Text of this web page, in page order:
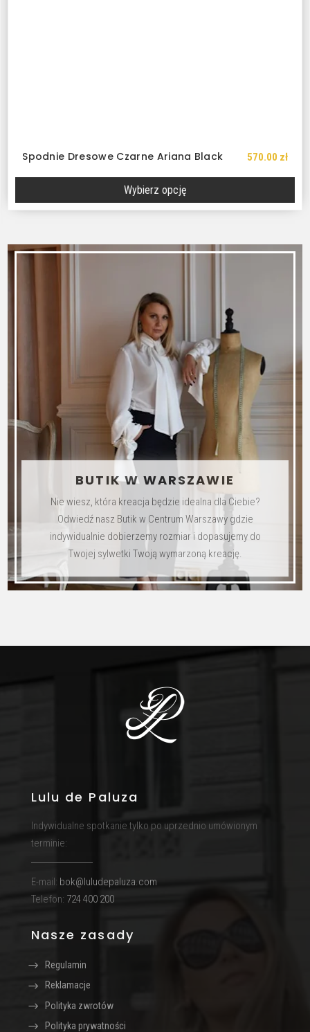
Spodnie Dresowe Czarne Ariana Black 570.00 zł
Wybierz opcję
Ten
wiele
wybrać
na
stronie
produktu
BUTIK W WARSZAWIE
Nie wiesz, która kreacja będzie idealna dla Ciebie?
Odwiedź nasz Butik w Centrum Warszawy gdzie
indywidualnie dobierzemy rozmiar i dopasujemy do
Twojej sylwetki Twoją wymarzoną kreację.
Lulu de Paluza
Indywidualne spotkanie tylko po uprzednio umówionym
terminie:
E-mail: bok@luludepaluza.com
Telefon: 724 400 200
Nasze zasady
Regulamin
Reklamacje
Polityka zwrotów
Polityka prywatności